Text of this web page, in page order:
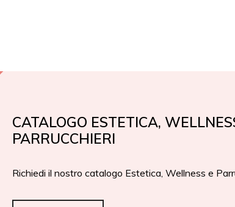
CATALOGO ESTETICA,
PARRUCCHIERI
Richiedi il nostro catalogo Estetica, Wellness e